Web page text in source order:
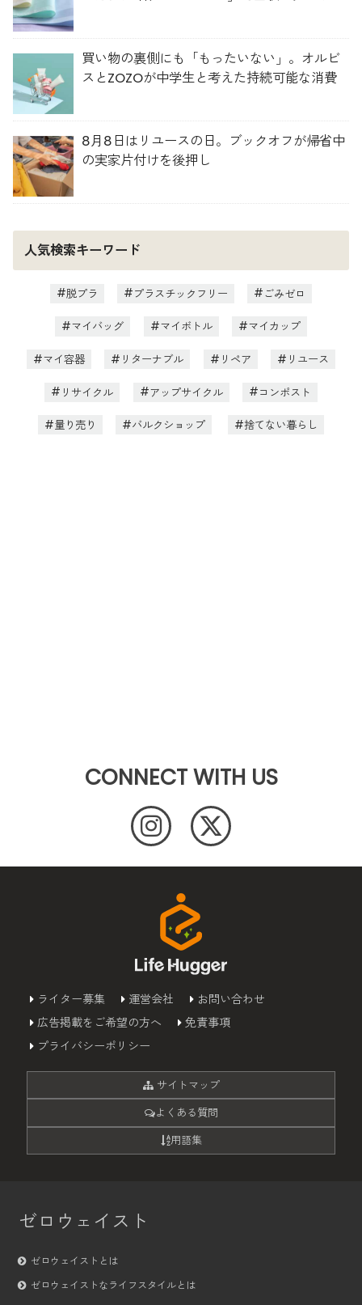
買い物の裏側にも「もったいない」。オルビ
スとZOZOが中学生と考えた持続可能な消費
8月8日はリユースの日。ブックオフが帰省中
の実家片付けを後押し
人気検索キーワード
脱プラ プラスチックフリー ごみゼロ
マイバッグ マイボトル マイカップ
マイ容器 リターナブル リペア リユース
リサイクル アップサイクル コンポスト
量り売り バルクショップ 捨てない暮らし
CONNECT WITH US
ライター募集 運営会社
お問い合わせ
広告掲載をご希望の方へ
免責事項
プライバシーポリシー
サイトマップ
よくある質問
用語集
ゼロウェイスト
ゼロウェイストとは
ゼロウェイストなライフスタイルとは